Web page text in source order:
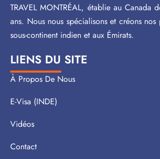
TRAVEL MONTRÉAL, établie au Canada
ans. Nous nous spécialisons et créons nos
sous-continent indien et aux Émirats.
LIENS DU SITE
À Propos De Nous
E-Visa (INDE)
Vidéos
Contact